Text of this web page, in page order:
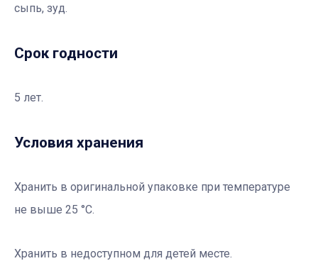
сыпь, зуд.
Срок годности
5 лет.
Условия хранения
Хранить в оригинальной упаковке при температуре
не выше 25 °С.
Хранить в недоступном для детей месте.